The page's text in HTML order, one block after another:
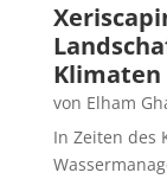
Klimaten
von Elham
In Zeiten des